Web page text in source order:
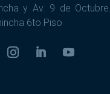
y Av. 9 de
6to Piso